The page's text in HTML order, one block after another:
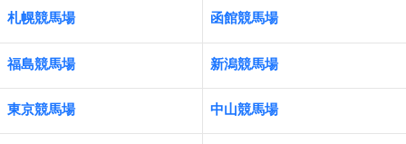
札幌競馬場 函館競馬場
福島競馬場 新潟競馬場
東京競馬場 中山競馬場